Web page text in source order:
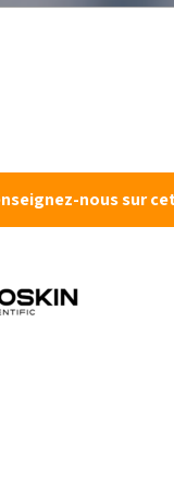
nous sur